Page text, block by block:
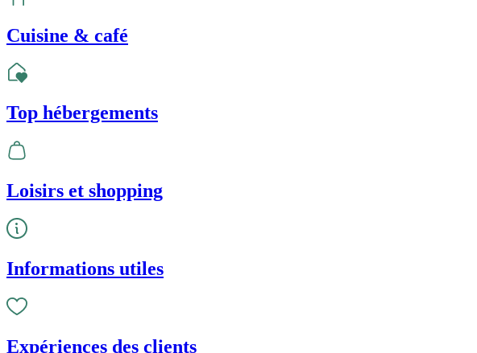
Cuisine & café
Top hébergements
Loisirs et shopping
Informations utiles
Expériences des clients